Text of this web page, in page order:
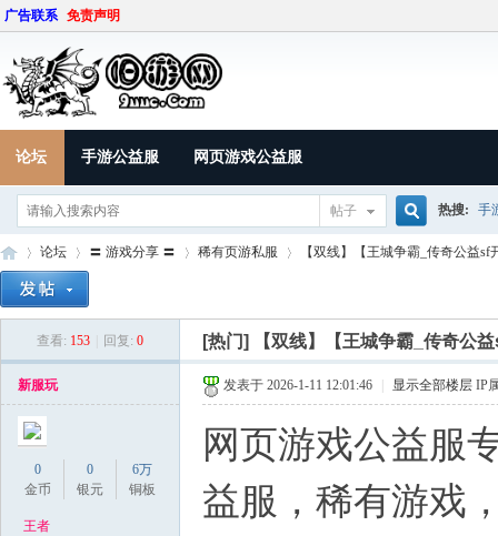
广告联系 免责声明
论坛 手游公益服 网页游戏公益服
帖子
搜
索
热搜: 手
论坛 〓 游戏分享 〓 稀有页游私服
›
【双线】【王城争霸_传奇公益
查看: 153 回复: 0 [热门] 【双线】【王城争霸_传奇公
新服玩
0
金币
0
银元
6万
铜板
王者
发表于 2026-1-11 12:01:46 显示全部楼层 IP
网页游戏公益服
益服，稀有游戏